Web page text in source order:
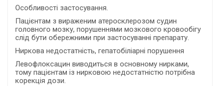
Особливості застосування.
Пацієнтам з вираженим атеросклерозом судин
головного мозку, порушеннями мозкового кровообігу
слід бути обережними при застосуванні препарату.
Ниркова недостатність, гепатобіліарні порушення
Левофлоксацин виводиться в основному нирками,
тому пацієнтам із нирковою недостатністю потрібна
корекція дози.